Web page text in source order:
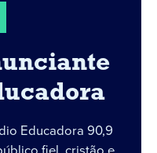
Educadora 90,9